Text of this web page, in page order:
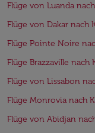
Flüge von Luanda
Flüge von Dakar nach
Flüge Pointe Noire
Flüge Brazzaville nach
Flüge von Lissabon
Flüge Monrovia nach
Flüge von Abidjan